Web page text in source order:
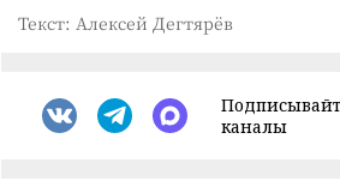
Текст: Алексей Дегтярёв
каналы